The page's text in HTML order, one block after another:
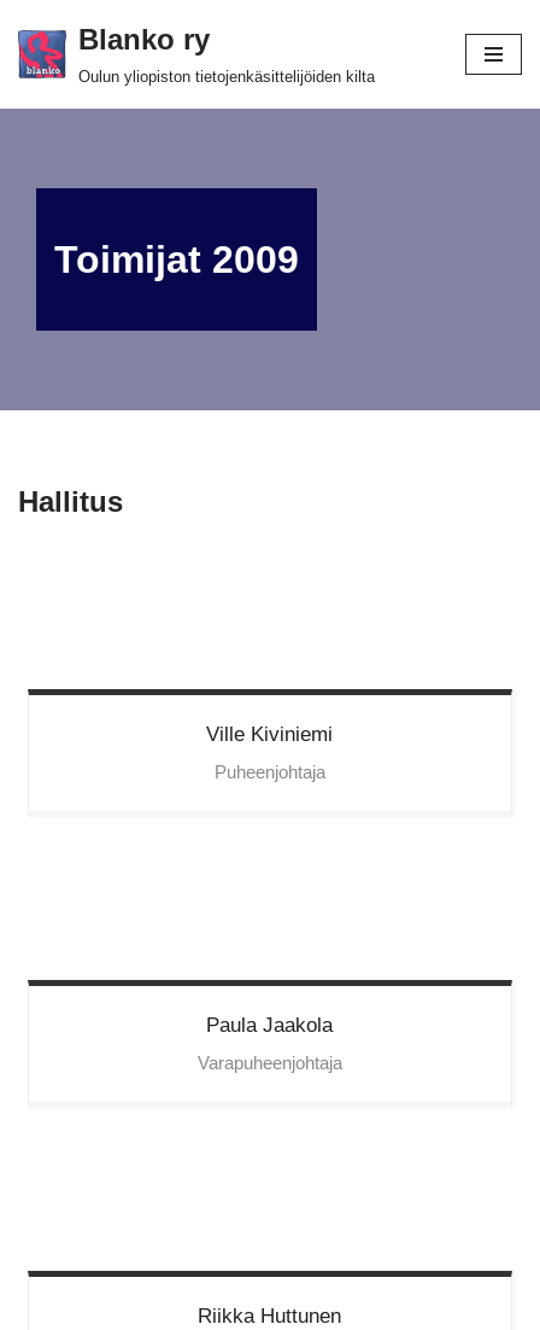
Siirry
Blanko ry
Oulun yliopiston tietojenkäsittelijöiden kilta
Toimijat 2009
Hallitus
Ville Kiviniemi
Puheenjohtaja
Paula Jaakola
Varapuheenjohtaja
Riikka Huttunen